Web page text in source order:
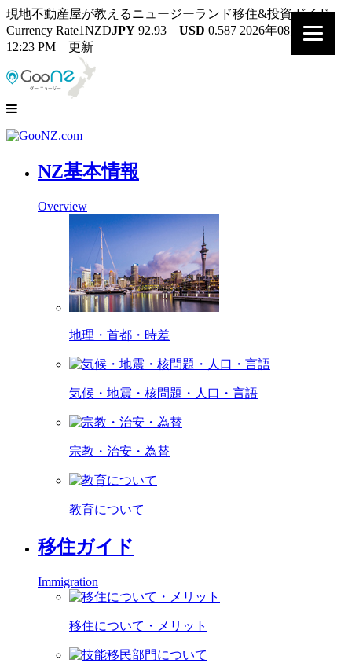
現地不動産屋が教えるニュージーランド移住&投資ガイド
Currency Rate1NZDJPY 92.93 USD 0.587 2026年08月07日
12:23 PM 更新
NZ基本情報
Overview
地理・首都・時差
気候・地震・核問題・人口・言語
宗教・治安・為替
教育について
移住ガイド
Immigration
移住について・メリット